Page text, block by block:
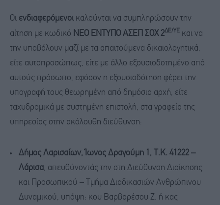
Οι ενδιαφερόμενοι καλούνται να συμπληρώσουν την
αίτηση με κωδικό ΝΕΟ ΕΝΤΥΠΟ ΑΣΕΠ ΣΟΧ 2ΔΕ/ΥΕ και να
την υποβάλουν μαζί με τα απαιτούμενα δικαιολογητικά,
είτε αυτοπροσώπως, είτε με άλλο εξουσιοδοτημένο από
αυτούς πρόσωπο, εφόσον η εξουσιοδότηση φέρει την
υπογραφή τους θεωρημένη από δημόσια αρχή, είτε
ταχυδρομικά με συστημένη επιστολή, στα γραφεία της
υπηρεσίας στην ακόλουθη διεύθυνση:
Δήμος Λαρισαίων, Ίωνος Δραγούμη 1, Τ.Κ. 41222 –
Λάρισα, απευθύνοντάς την στη Διεύθυνση Διοίκησης
και Προσωπικού – Τμήμα Διαδικασιών Ανθρώπινου
Δυναμικού, υπόψη: κου Βαρβαρέσου Ζ. ή κας